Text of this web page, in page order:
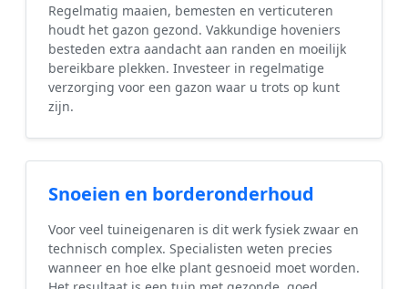
Regelmatig maaien, bemesten en verticuteren
houdt het gazon gezond. Vakkundige hoveniers
besteden extra aandacht aan randen en moeilijk
bereikbare plekken. Investeer in regelmatige
verzorging voor een gazon waar u trots op kunt
zijn.
Snoeien en borderonderhoud
Voor veel tuineigenaren is dit werk fysiek zwaar en
technisch complex. Specialisten weten precies
wanneer en hoe elke plant gesnoeid moet worden.